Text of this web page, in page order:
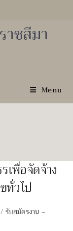
าชสีมา
Menu
เพื่อจัดจ้าง
ทั่วไป
/ รับสมัครงาน